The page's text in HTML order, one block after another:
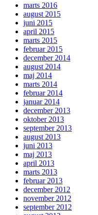
marts 2016
august 2015
juni 2015
april 2015
marts 2015
februar 2015
december 2014
august 2014
maj 2014
marts 2014
februar 2014
januar 2014
december 2013
oktober 2013
september 2013
august 2013
juni 2013
maj 2013
april 2013
marts 2013
februar 2013
december 2012
november 2012
september 2012